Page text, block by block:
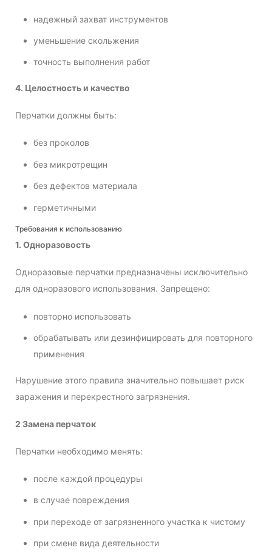
надежный захват инструментов
уменьшение скольжения
точность выполнения работ
4. Целостность и качество
Перчатки должны быть:
без проколов
без микротрещин
без дефектов материала
герметичными
Требования к использованию
1. Одноразовость
Одноразовые перчатки предназначены исключительно
для одноразового использования. Запрещено:
повторно использовать
обрабатывать или дезинфицировать для повторного
применения
Нарушение этого правила значительно повышает риск
заражения и перекрестного загрязнения.
2 Замена перчаток
Перчатки необходимо менять:
после каждой процедуры
в случае повреждения
при переходе от загрязненного участка к чистому
при смене вида деятельности